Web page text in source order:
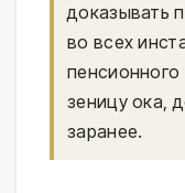
доказывать
во всех
пенсионного
зеницу ока,
заранее.